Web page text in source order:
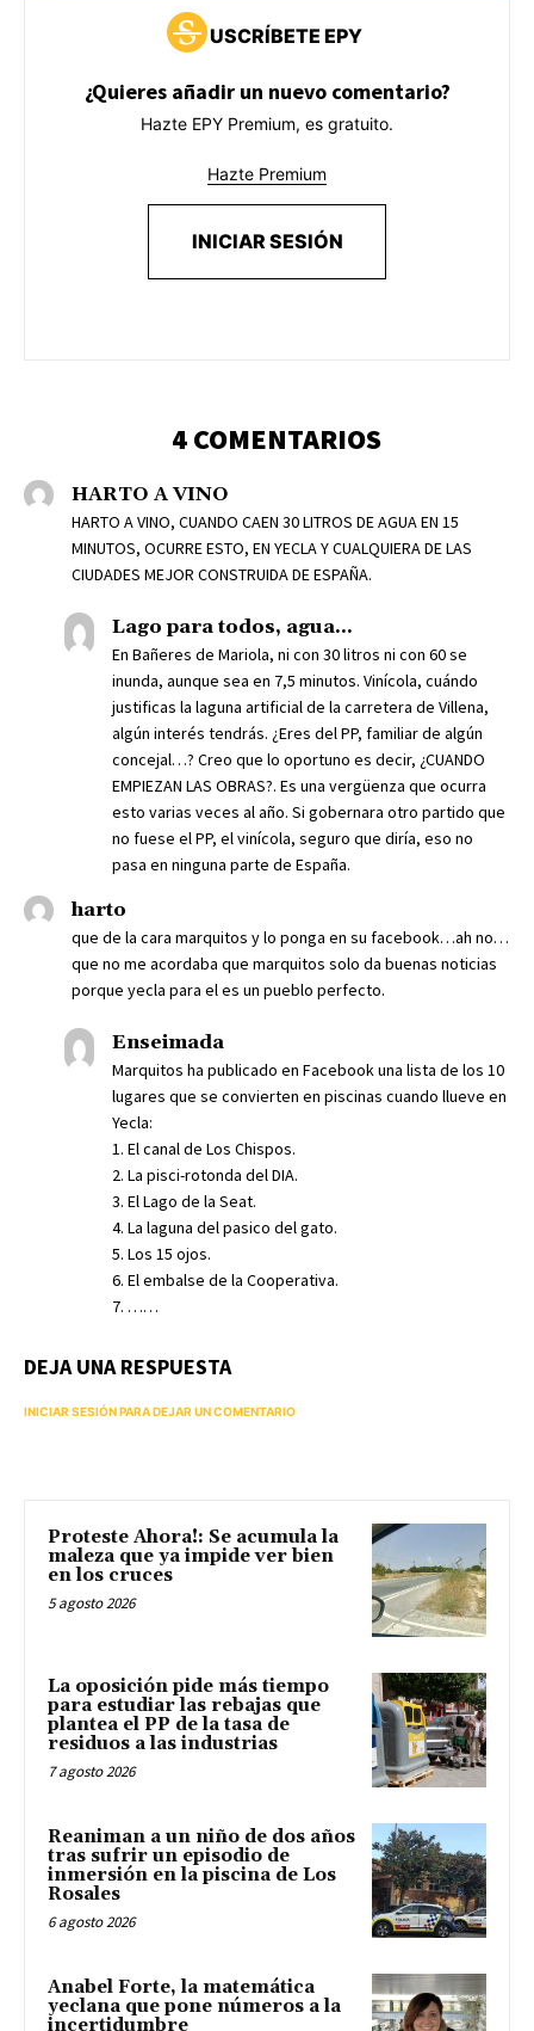
USCRÍBETE EPY
¿Quieres añadir un nuevo comentario?
Hazte EPY Premium, es gratuito.
Hazte Premium
INICIAR SESIÓN
4 COMENTARIOS
HARTO A VINO
HARTO A VINO, CUANDO CAEN 30 LITROS DE AGUA EN 15
MINUTOS, OCURRE ESTO, EN YECLA Y CUALQUIERA DE LAS
CIUDADES MEJOR CONSTRUIDA DE ESPAÑA.
Lago para todos, agua...
En Bañeres de Mariola, ni con 30 litros ni con 60 se
inunda, aunque sea en 7,5 minutos. Vinícola, cuándo
justificas la laguna artificial de la carretera de Villena,
algún interés tendrás. ¿Eres del PP, familiar de algún
concejal…? Creo que lo oportuno es decir, ¿CUANDO
EMPIEZAN LAS OBRAS?. Es una vergüenza que ocurra
esto varias veces al año. Si gobernara otro partido que
no fuese el PP, el vinícola, seguro que diría, eso no
pasa en ninguna parte de España.
harto
que de la cara marquitos y lo ponga en su facebook…ah no…
que no me acordaba que marquitos solo da buenas noticias
porque yecla para el es un pueblo perfecto.
Enseimada
Marquitos ha publicado en Facebook una lista de los 10
lugares que se convierten en piscinas cuando llueve en
Yecla:
1. El canal de Los Chispos.
2. La pisci-rotonda del DIA.
3. El Lago de la Seat.
4. La laguna del pasico del gato.
5. Los 15 ojos.
6. El embalse de la Cooperativa.
7. ……
DEJA UNA RESPUESTA
INICIAR SESIÓN PARA DEJAR UN COMENTARIO
Proteste Ahora!: Se acumula la
maleza que ya impide ver bien
en los cruces
5 agosto 2026
La oposición pide más tiempo
para estudiar las rebajas que
plantea el PP de la tasa de
residuos a las industrias
7 agosto 2026
Reaniman a un niño de dos años
tras sufrir un episodio de
inmersión en la piscina de Los
Rosales
6 agosto 2026
Anabel Forte, la matemática
yeclana que pone números a la
incertidumbre